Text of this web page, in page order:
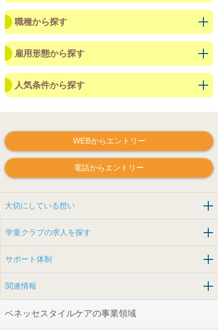
職種から探す
雇用形態から探す
人気条件から探す
WEBからエントリー
電話からエントリー
大切にしている想い
学童クラブの求人を探す
サポート体制
関連情報
ベネッセスタイルケアの事業領域